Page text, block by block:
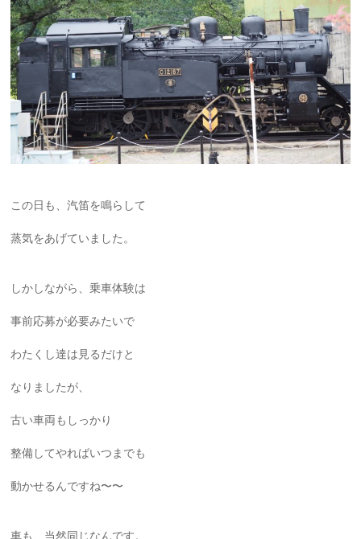
この日も、汽笛を鳴らして
蒸気をあげていました。
しかしながら、乗車体験は
事前応募が必要みたいで
わたくし達は見るだけと
なりましたが、
古い車両もしっかり
整備してやればいつまでも
動かせるんですね〜〜
車も、当然同じなんです。